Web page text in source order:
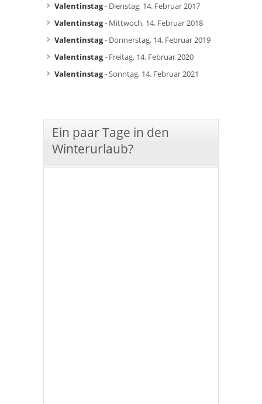
Valentinstag- Dienstag, 14. Februar 2017
Valentinstag- Mittwoch, 14. Februar 2018
Valentinstag- Donnerstag, 14. Februar 2019
Valentinstag- Freitag, 14. Februar 2020
Valentinstag- Sonntag, 14. Februar 2021
Ein paar Tage in den
Winterurlaub?